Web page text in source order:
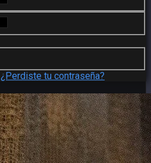
¿Perdiste tu contraseña?